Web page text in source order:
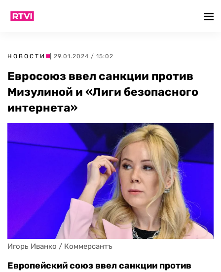
НОВОСТИ | 29.01.2024 / 15:02
Евросоюз ввел санкции против
Мизулиной и «Лиги безопасного
интернета»
Игорь Иванко / Коммерсантъ
Европейский союз ввел санкции против